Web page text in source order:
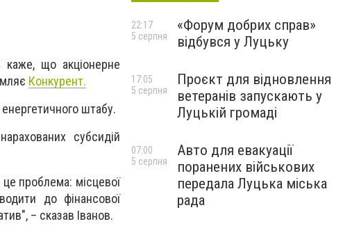
каже, що акціонерне
Конкурент.
штабу.
субсидій
проблема: місцевої
до фінансової
– сказав Іванов.
«Форум добрих справ»
відбувся у Луцьку
22:17
5 серпня
Проєкт для відновлення
ветеранів запускають у
Луцькій громаді
17:05
5 серпня
Авто для евакуації
поранених військових
передала Луцька міська
рада
07:00
5 серпня